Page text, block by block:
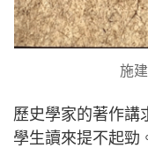
施
歷史學家的著作講
學生讀來提不起勁